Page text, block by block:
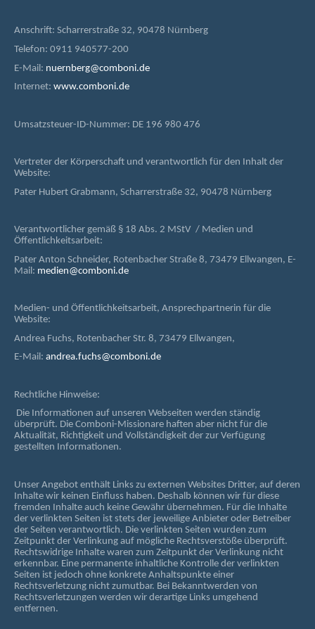
Anschrift: Scharrerstraße 32, 90478 Nürnberg
Telefon: 0911 940577-200
E-Mail: nuernberg@comboni.de
Internet: www.comboni.de
Umsatzsteuer-ID-Nummer: DE 196 980 476
Vertreter der Körperschaft und verantwortlich für den Inhalt der
Website:
Pater Hubert Grabmann, Scharrerstraße 32, 90478 Nürnberg
Verantwortlicher gemäß § 18 Abs. 2 MStV / Medien und
Öffentlichkeitsarbeit:
Pater Anton Schneider, Rotenbacher Straße 8, 73479 Ellwangen, E-
Mail: medien@comboni.de
Medien- und Öffentlichkeitsarbeit, Ansprechpartnerin für die
Website:
Andrea Fuchs, Rotenbacher Str. 8, 73479 Ellwangen,
E-Mail: andrea.fuchs@comboni.de
Rechtliche Hinweise:
Die Informationen auf unseren Webseiten werden ständig
überprüft. Die Comboni-Missionare haften aber nicht für die
Aktualität, Richtigkeit und Vollständigkeit der zur Verfügung
gestellten Informationen.
Unser Angebot enthält Links zu externen Websites Dritter, auf deren
Inhalte wir keinen Einfluss haben. Deshalb können wir für diese
fremden Inhalte auch keine Gewähr übernehmen. Für die Inhalte
der verlinkten Seiten ist stets der jeweilige Anbieter oder Betreiber
der Seiten verantwortlich. Die verlinkten Seiten wurden zum
Zeitpunkt der Verlinkung auf mögliche Rechtsverstöße überprüft.
Rechtswidrige Inhalte waren zum Zeitpunkt der Verlinkung nicht
erkennbar. Eine permanente inhaltliche Kontrolle der verlinkten
Seiten ist jedoch ohne konkrete Anhaltspunkte einer
Rechtsverletzung nicht zumutbar. Bei Bekanntwerden von
Rechtsverletzungen werden wir derartige Links umgehend
entfernen.